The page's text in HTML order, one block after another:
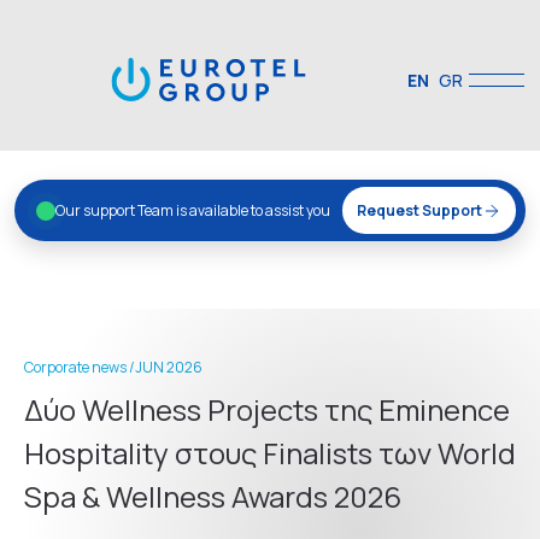
EN GR
Our support Team is available to assist you Request Support
Corporate news /JUN 2026
Δύο Wellness Projects της Eminence
Hospitality στους Finalists των World
Spa & Wellness Awards 2026